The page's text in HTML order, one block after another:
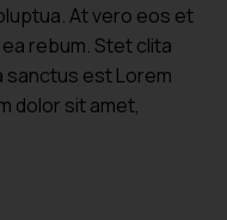
At vero eos et
rebum. Stet clita
sanctus est Lorem
dolor sit amet,